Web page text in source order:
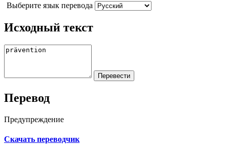
Выберите язык перевода
Исходный текст
Перевод
Предупреждение
Скачать переводчик